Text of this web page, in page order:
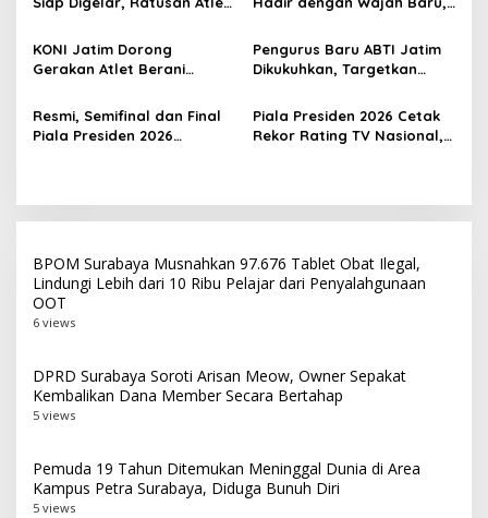
o
s
di Bekasi
Penghargaan Man of the
Match
KONI Jatim Dorong
Gerakan Atlet Berani
Tekanan Mental Atlet Laki-
Laki
Pengurus Baru ABTI Jatim
Dikukuhkan, Targetkan
Barometer Bola Tangan
Indonesia
Resmi, Semifinal dan Final
Piala Presiden 2026
Piala Presiden 2026 Cetak
Rekor Rating TV Nasional,
BPOM Surabaya Musnahkan 97.676 Tablet Obat Ilegal,
Lindungi Lebih dari 10 Ribu Pelajar dari Penyalahgunaan
OOT
6 views
DPRD Surabaya Soroti Arisan Meow, Owner Sepakat
Kembalikan Dana Member Secara Bertahap
5 views
Pemuda 19 Tahun Ditemukan Meninggal Dunia di Area
Kampus Petra Surabaya, Diduga Bunuh Diri
5 views